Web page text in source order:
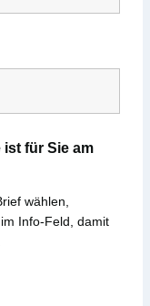
für Sie am
wählen,
Info-Feld, damit